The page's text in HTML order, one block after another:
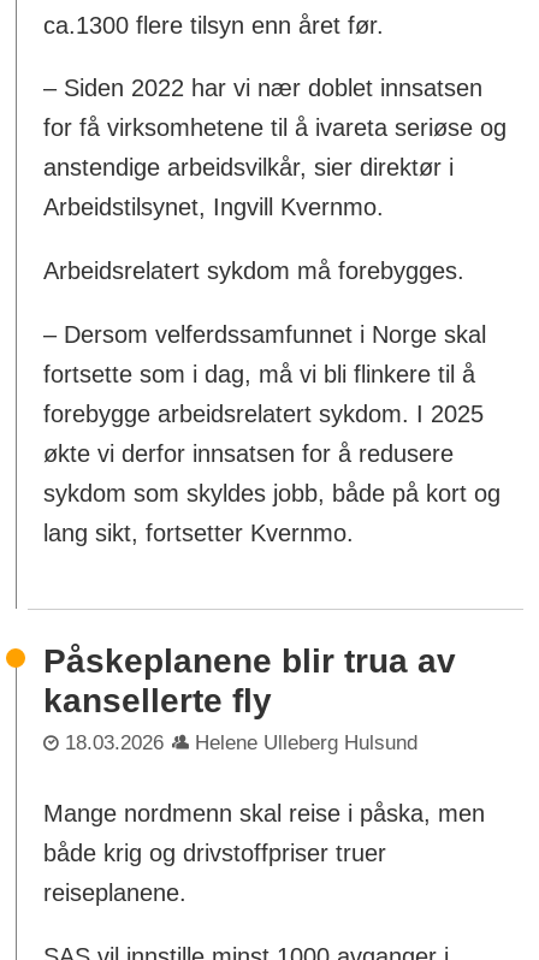
ca.1300 flere tilsyn enn året før.
– Siden 2022 har vi nær doblet innsatsen
for få virksomhetene til å ivareta seriøse og
anstendige arbeidsvilkår, sier direktør i
Arbeidstilsynet, Ingvill Kvernmo.
Arbeidsrelatert sykdom må forebygges.
– Dersom velferdssamfunnet i Norge skal
fortsette som i dag, må vi bli flinkere til å
forebygge arbeidsrelatert sykdom. I 2025
økte vi derfor innsatsen for å redusere
sykdom som skyldes jobb, både på kort og
lang sikt, fortsetter Kvernmo.
Påskeplanene blir trua av
kansellerte fly
18.03.2026 Helene Ulleberg Hulsund
Mange nordmenn skal reise i påska, men
både krig og drivstoffpriser truer
reiseplanene.